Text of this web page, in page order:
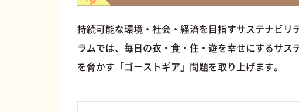
持続可能な環境・社会・経済を目指すサステナビ
ラムでは、毎日の衣・食・住・遊を幸せにするサ
を脅かす「ゴーストギア」問題を取り上げます。